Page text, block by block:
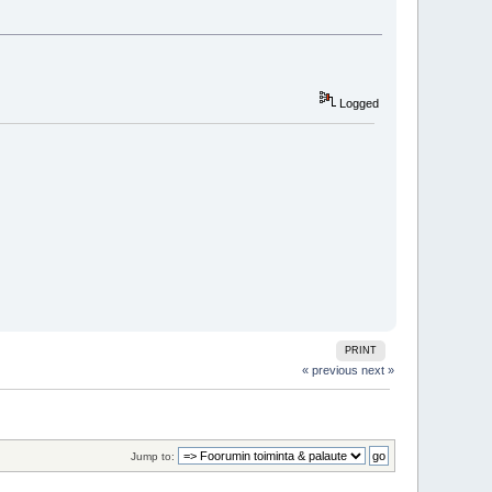
Logged
PRINT
« previous next »
Jump to: